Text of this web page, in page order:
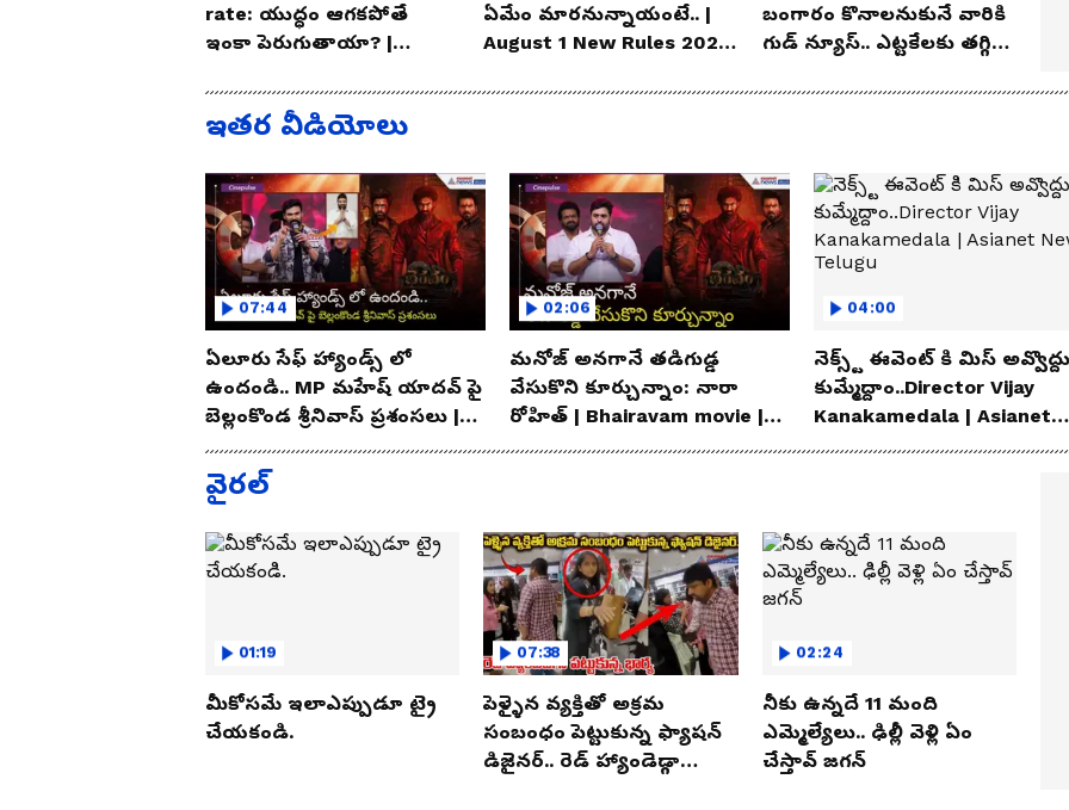
rate: యుద్ధం ఆగకపోతే
ఇంకా పెరుగుతాయా? |
ఏమేం మారనున్నాయంటే.. |
August 1 New Rules 2026
బంగారం కొనాలనుకునే వారికి
గుడ్ న్యూస్.. ఎట్టకేలకు తగ్గిన
ఇతర వీడియోలు
07:44
ఏలూరు సేఫ్ హ్యాండ్స్ లో
ఉందండి.. MP మహేష్ యాదవ్ పై
బెల్లంకొండ శ్రీనివాస్ ప్రశంసలు |
Asianet Telugu
02:06
మనోజ్ అనగానే తడిగుడ్డ
వేసుకొని కూర్చున్నాం: నారా
రోహిత్ | Bhairavam movie |
Asianet News Telugu
04:00
నెక్స్ట్ ఈవెంట్ కి మిస్ అవ్వొద్దు
కుమ్మేద్దాం..Director Vijay
Kanakamedala | Asianet
News Telugu
వైరల్
01:19
మీకోసమే ఇలాఎప్పుడూ ట్రై
చేయకండి.
07:38
పెళ్ళైన వ్యక్తితో అక్రమ
సంబంధం పెట్టుకున్న ఫ్యాషన్
డిజైనర్.. రెడ్ హ్యాండెడ్గా
02:24
నీకు ఉన్నదే 11 మంది
ఎమ్మెల్యేలు.. ఢిల్లీ వెళ్లి ఏం
చేస్తావ్ జగన్